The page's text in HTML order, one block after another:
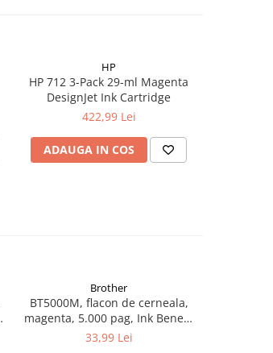
HP
HP 712 3-Pack 29-ml Magenta
DesignJet Ink Cartridge
422,99 Lei
ADAUGA IN COS
Brother
BT5000M, flacon de cerneala,
magenta, 5.000 pag, Ink Benefit
DCP-T300/T500W/T700W
33,99 Lei